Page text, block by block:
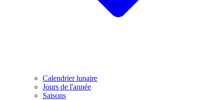
Calendrier lunaire
Jours de l'année
Saisons